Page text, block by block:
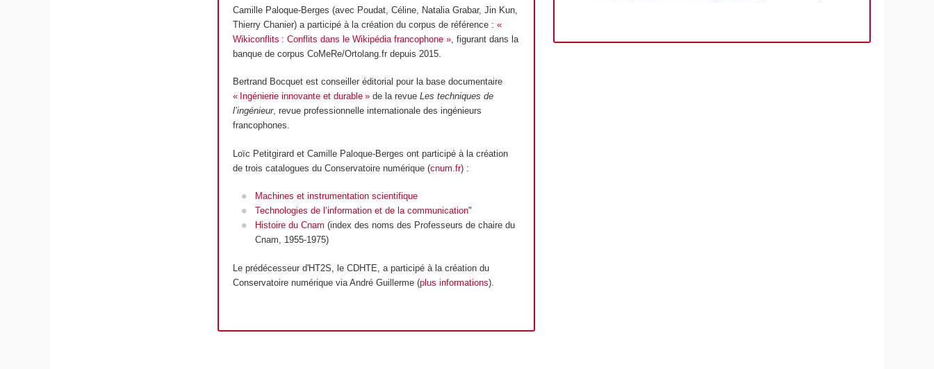
Camille Paloque-Berges (avec Poudat, Céline, Natalia Grabar, Jin Kun,
Thierry Chanier) a participé à la création du corpus de référence : «
Wikiconflits : Conflits dans le Wikipédia francophone », figurant dans la
banque de corpus CoMeRe/Ortolang.fr depuis 2015.
Bertrand Bocquet est conseiller éditorial pour la base documentaire
« Ingénierie innovante et durable »de la revue Les techniques de
l’ingénieur, revue professionnelle internationale des ingénieurs
francophones.
Loïc Petitgirard et Camille Paloque-Berges ont participé à la création
de trois catalogues du Conservatoire numérique (cnum.fr) :
Machines et instrumentation scientifique
Technologies de l’information et de la communication"
Histoire du Cnam (index des noms des Professeurs de chaire du
Cnam, 1955-1975)
Le prédécesseur d'HT2S, le CDHTE, a participé à la création du
Conservatoire numérique via André Guillerme (plus informations).